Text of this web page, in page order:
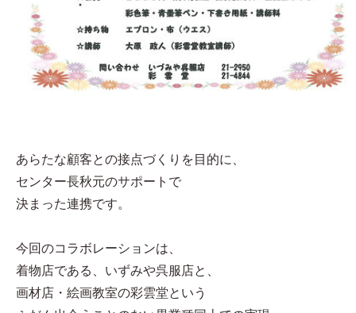
あらたな顧客との接点づくりを目的に、
センター長秋元のサポートで
決まった連携です。
今回のコラボレーションは、
着物店である、いずみや呉服店と、
画材店・絵画教室の彩雲堂という